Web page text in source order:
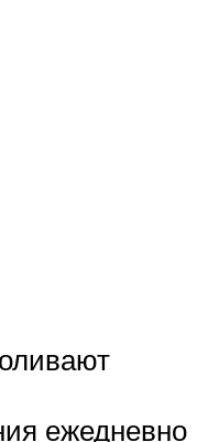
ежедневно